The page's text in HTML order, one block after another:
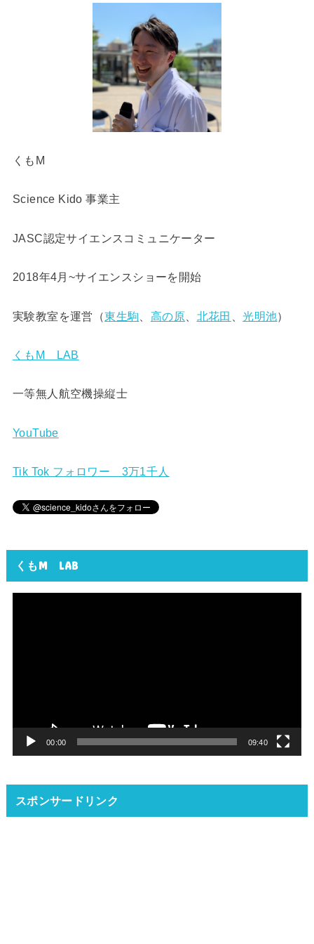
くもM
Science Kido 事業主
JASC認定サイエンスコミュニケーター
2018年4月~サイエンスショーを開始
実験教室を運営（東生駒 高の原 北花田 、光明池）
くもM LAB
一等無人航空機操縦士
YouTube
Tik Tok フォロワー 3万1千人
くもM LAB
00:00 09:40
スポンサードリンク